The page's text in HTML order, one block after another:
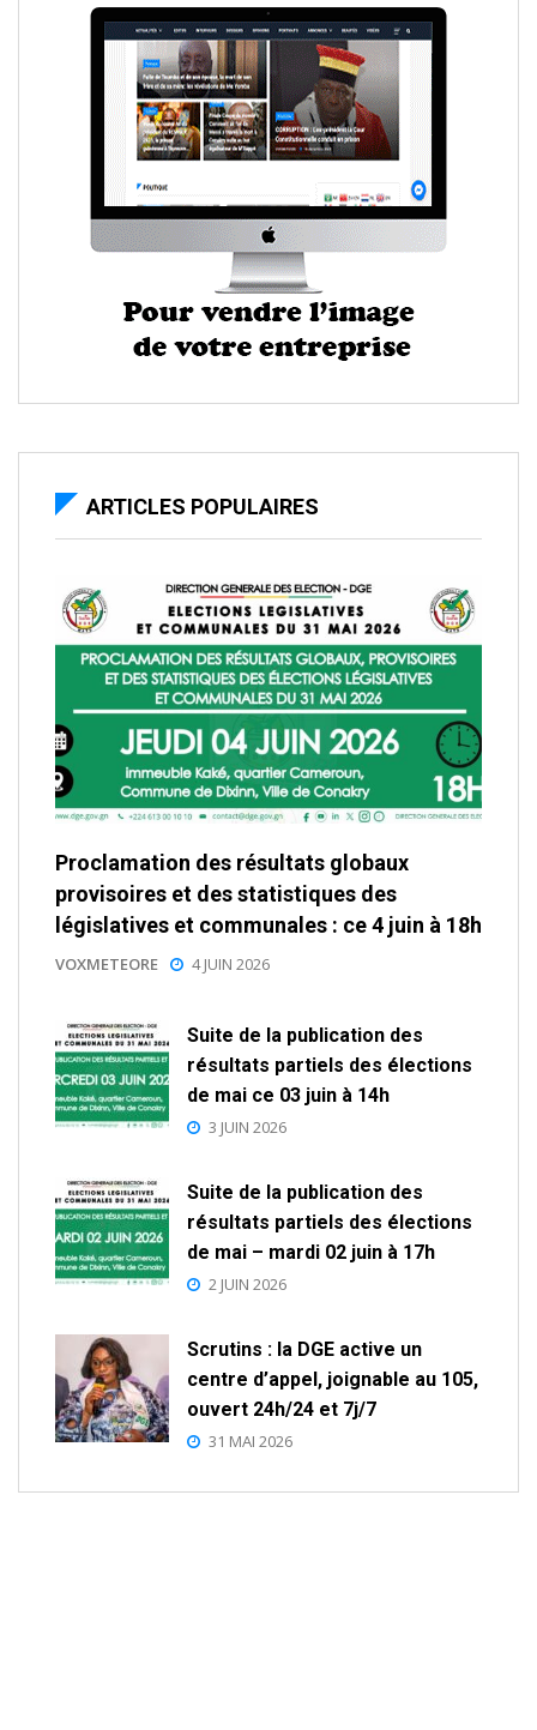
ARTICLES POPULAIRES
Proclamation des résultats globaux
provisoires et des statistiques des
législatives et communales : ce 4 juin à 18h
VOXMETEORE 4 JUIN 2026
Suite de la publication des
résultats partiels des élections
de mai ce 03 juin à 14h
3 JUIN 2026
Suite de la publication des
résultats partiels des élections
de mai – mardi 02 juin à 17h
2 JUIN 2026
Scrutins : la DGE active un
centre d’appel, joignable au 105,
ouvert 24h/24 et 7j/7
31 MAI 2026